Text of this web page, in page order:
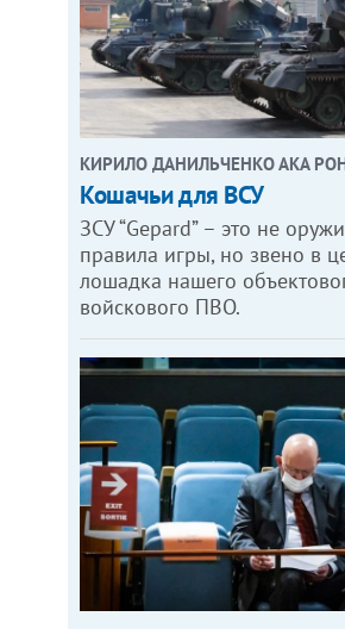
КИРИЛО ДАНИЛЬЧЕНКО АКА
Кошачьи для ВСУ
ЗСУ “Gepard” – это не
правила игры, но звено в
лошадка нашего
войскового ПВО.